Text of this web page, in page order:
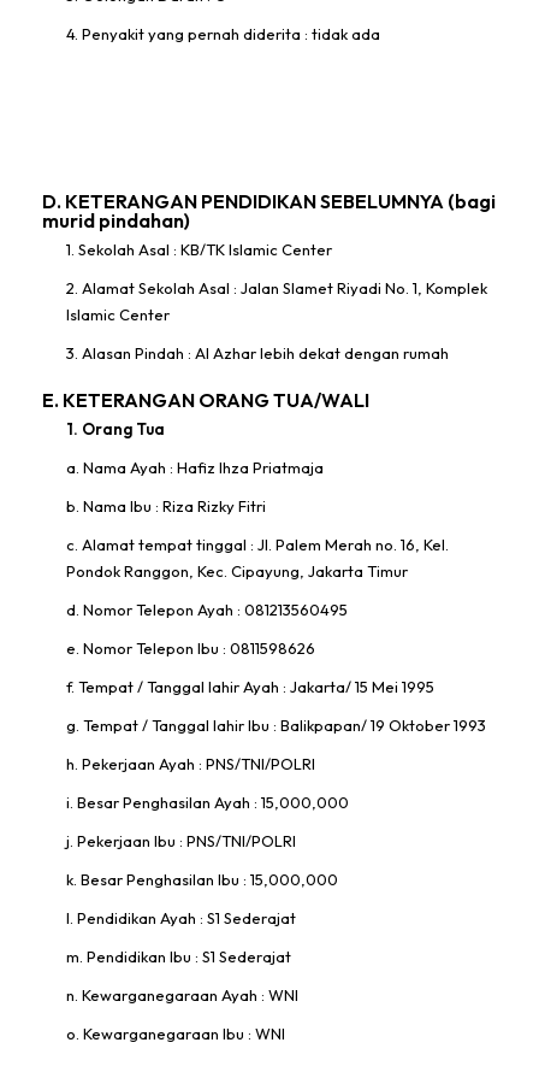
4. Penyakit yang pernah diderita : tidak ada
D. KETERANGAN PENDIDIKAN SEBELUMNYA (bagi
murid pindahan)
1. Sekolah Asal : KB/TK Islamic Center
2. Alamat Sekolah Asal : Jalan Slamet Riyadi No. 1, Komplek
Islamic Center
3. Alasan Pindah : Al Azhar lebih dekat dengan rumah
E. KETERANGAN ORANG TUA/WALI
1. Orang Tua
a. Nama Ayah : Hafiz Ihza Priatmaja
b. Nama Ibu : Riza Rizky Fitri
c. Alamat tempat tinggal : Jl. Palem Merah no. 16, Kel.
Pondok Ranggon, Kec. Cipayung, Jakarta Timur
d. Nomor Telepon Ayah : 081213560495
e. Nomor Telepon Ibu : 0811598626
f. Tempat / Tanggal lahir Ayah : Jakarta/ 15 Mei 1995
g. Tempat / Tanggal lahir Ibu : Balikpapan/ 19 Oktober 1993
h. Pekerjaan Ayah : PNS/TNI/POLRI
i. Besar Penghasilan Ayah : 15,000,000
j. Pekerjaan Ibu : PNS/TNI/POLRI
k. Besar Penghasilan Ibu : 15,000,000
l. Pendidikan Ayah : S1 Sederajat
m. Pendidikan Ibu : S1 Sederajat
n. Kewarganegaraan Ayah : WNI
o. Kewarganegaraan Ibu : WNI